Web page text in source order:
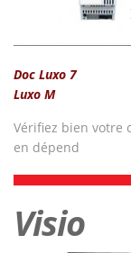
Doc Luxo 7
Luxo M
Vérifiez bien votre
en dépend
Visio